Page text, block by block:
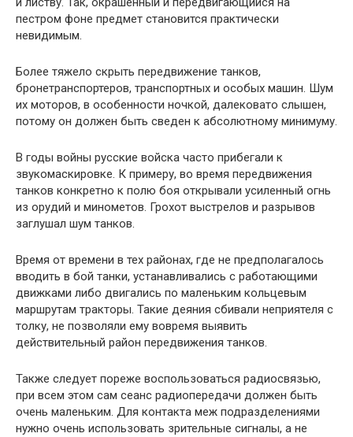
пестром фоне предмет становится практически
невидимым.
Более тяжело скрыть передвижение танков,
бронетранспортеров, транспортных и особых машин. Шум
их моторов, в особенности ночкой, далековато слышен,
потому он должен быть сведен к абсолютному минимуму.
В годы войны русские войска часто прибегали к
звукомаскировке. К примеру, во время передвижения
танков конкретно к полю боя открывали усиленный огнь
из орудий и минометов. Грохот выстрелов и разрывов
заглушал шум танков.
Время от времени в тех районах, где не предполагалось
вводить в бой танки, устанавливались с работающими
движками либо двигались по маленьким кольцевым
маршрутам тракторы. Такие деяния сбивали неприятеля с
толку, не позволяли ему вовремя выявить
действительный район передвижения танков.
Также следует пореже воспользоваться радиосвязью,
при всем этом сам сеанс радиопередачи должен быть
очень маленьким. Для контакта меж подразделениями
нужно очень использовать зрительные сигналы, а не